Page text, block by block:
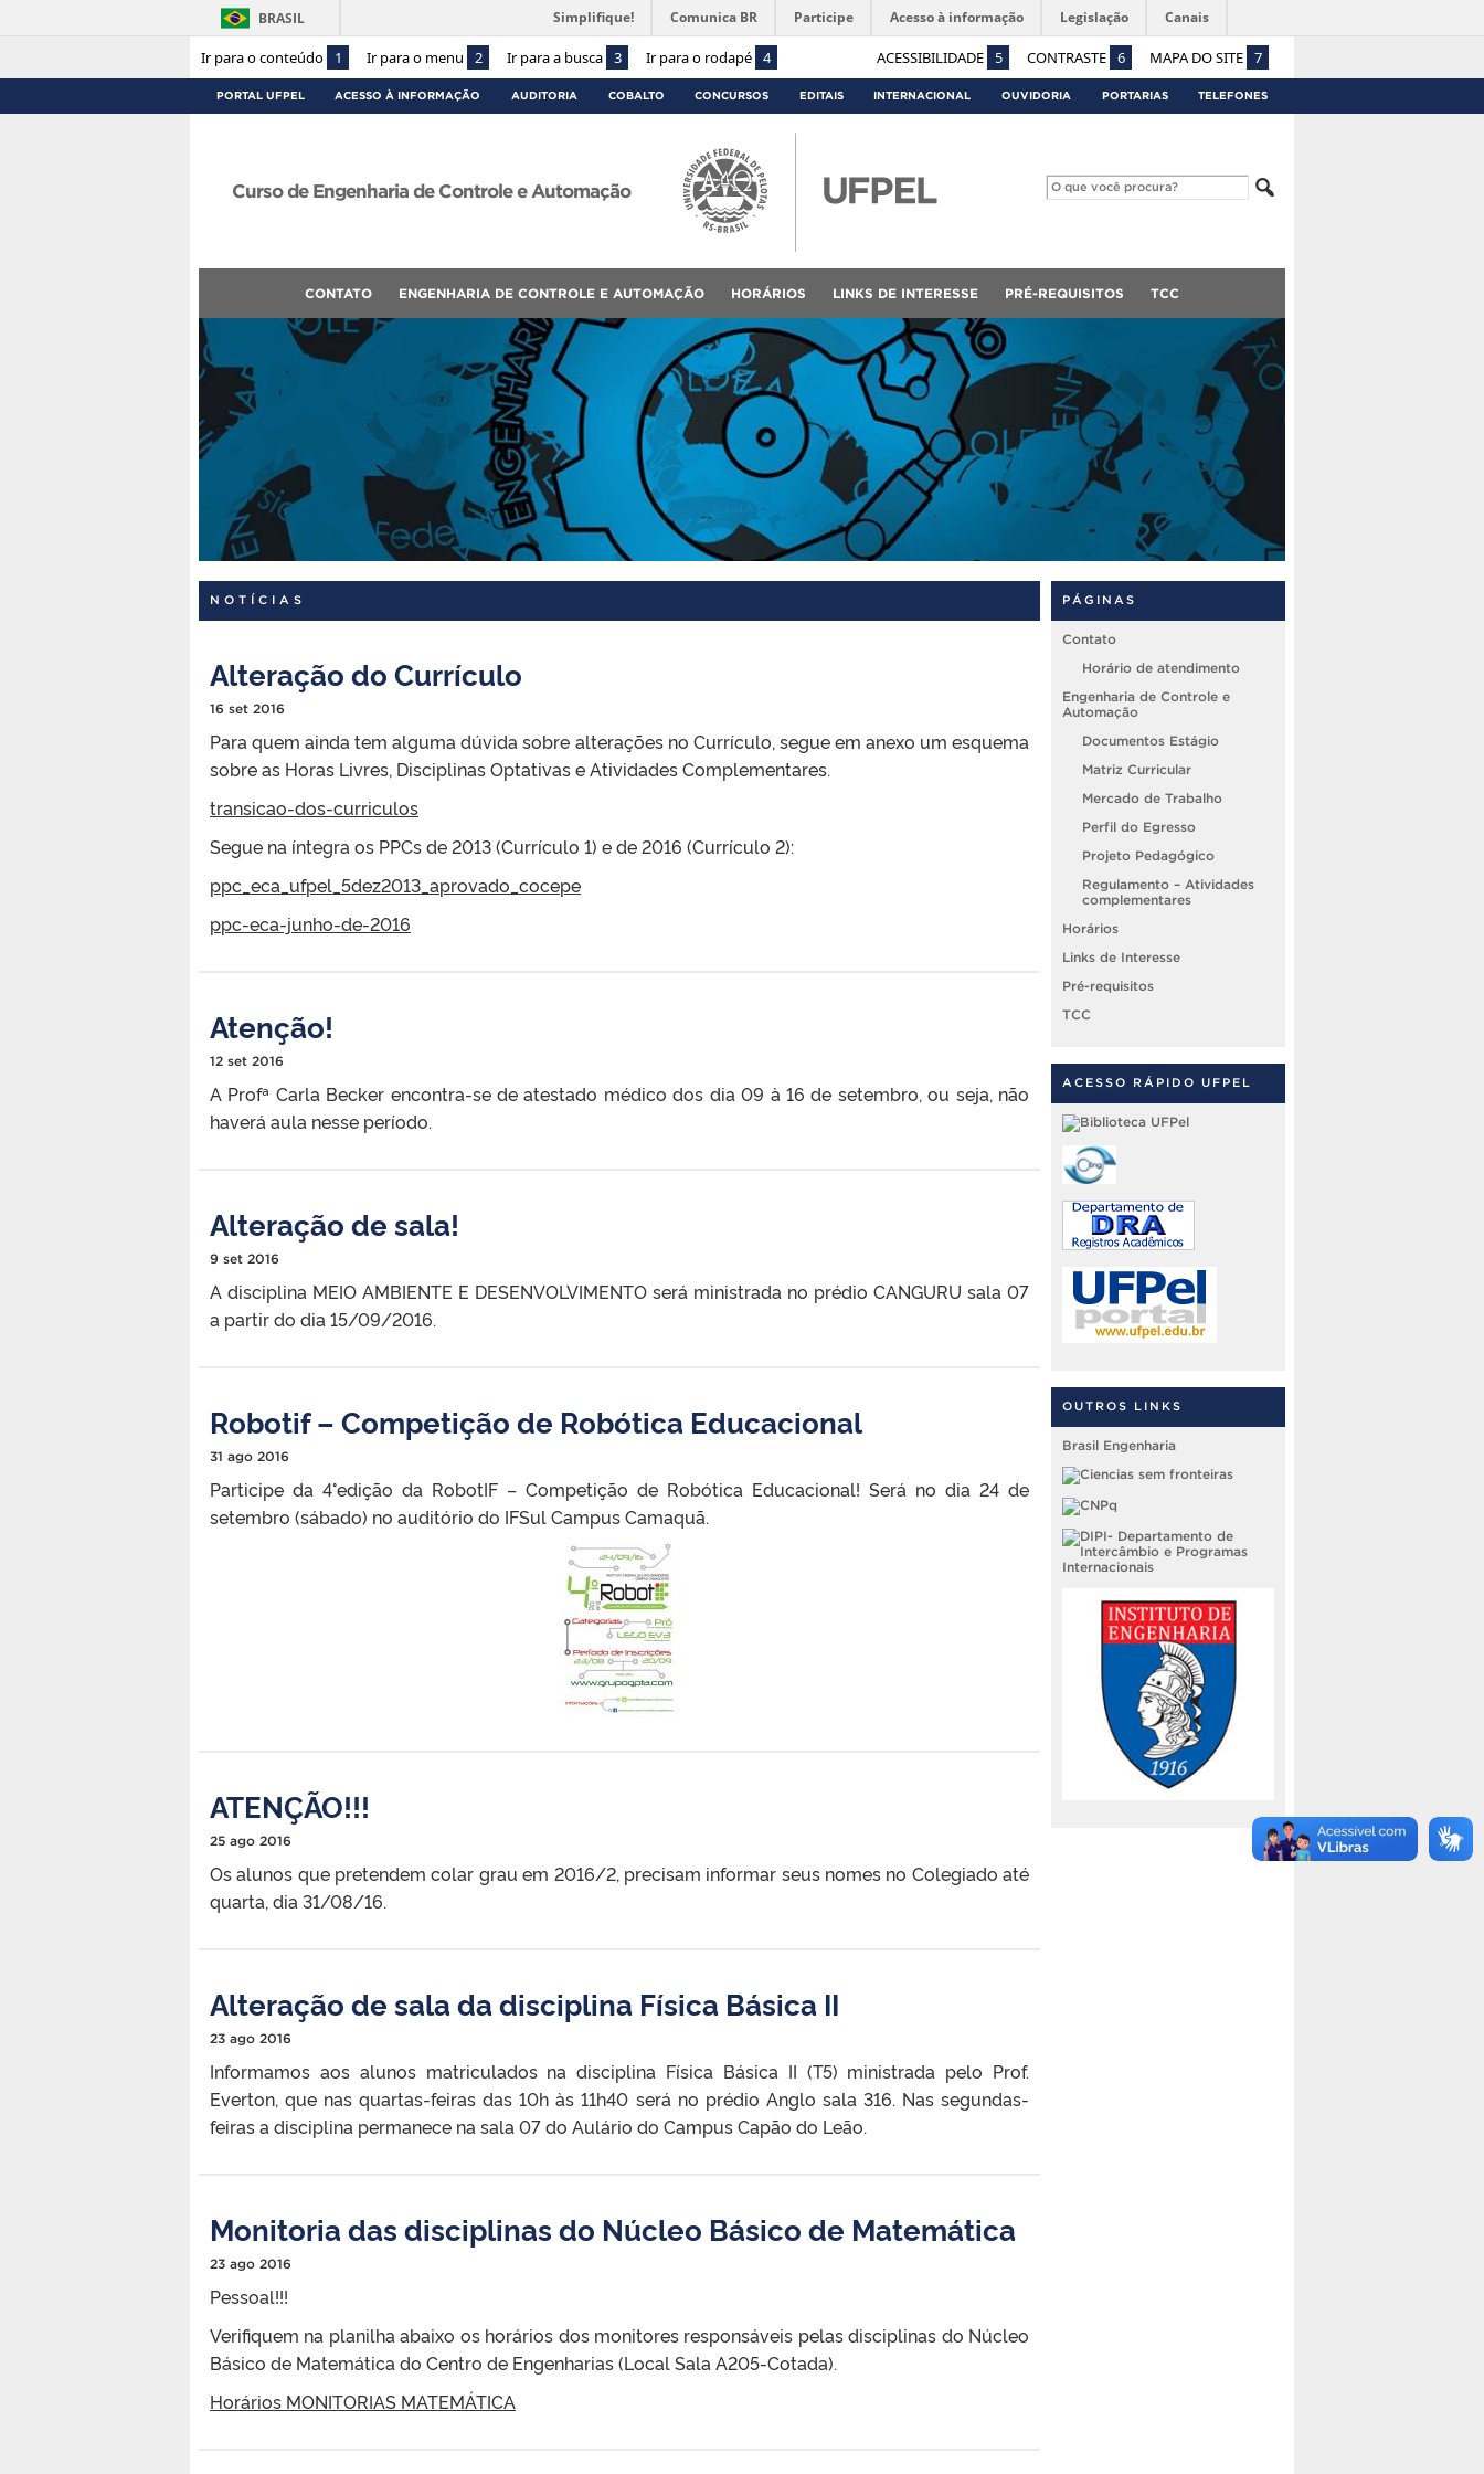
Ir para o conteúdo 1 Ir para o menu 2 Ir para a busca 3 Ir para o rodapé 4 ACESSIBILIDADE 5 CONTRASTE 6 MAPA DO SITE 7
BRASIL Simplifique! Comunica BR Participe Acesso à informação Legislação Canais
PORTAL UFPEL ACESSO À INFORMAÇÃO AUDITORIA COBALTO CONCURSOS EDITAIS INTERNACIONAL OUVIDORIA PORTARIAS TELEFONES
Curso de Engenharia de Controle e Automação
CONTATO ENGENHARIA DE CONTROLE E AUTOMAÇÃO HORÁRIOS LINKS DE INTERESSE PRÉ-REQUISITOS TCC
NOTÍCIAS
Alteração do Currículo
16 set 2016
Para quem ainda tem alguma dúvida sobre alterações no Currículo, segue em anexo um esquema
sobre as Horas Livres, Disciplinas Optativas e Atividades Complementares.
transicao-dos-curriculos
Segue na íntegra os PPCs de 2013 (Currículo 1) e de 2016 (Currículo 2):
ppc_eca_ufpel_5dez2013_aprovado_cocepe
ppc-eca-junho-de-2016
Atenção!
12 set 2016
A Profª Carla Becker encontra-se de atestado médico dos dia 09 à 16 de setembro, ou seja, não
haverá aula nesse período.
Alteração de sala!
9 set 2016
A disciplina MEIO AMBIENTE E DESENVOLVIMENTO será ministrada no prédio CANGURU sala 07
a partir do dia 15/09/2016.
Robotif – Competição de Robótica Educacional
31 ago 2016
Participe da 4°edição da RobotIF – Competição de Robótica Educacional! Será no dia 24 de
setembro (sábado) no auditório do IFSul Campus Camaquã.
ATENÇÃO!!!
25 ago 2016
Os alunos que pretendem colar grau em 2016/2, precisam informar seus nomes no Colegiado até
quarta, dia 31/08/16.
Alteração de sala da disciplina Física Básica II
23 ago 2016
Informamos aos alunos matriculados na disciplina Física Básica II (T5) ministrada pelo Prof.
Everton, que nas quartas-feiras das 10h às 11h40 será no prédio Anglo sala 316. Nas segundas-
feiras a disciplina permanece na sala 07 do Aulário do Campus Capão do Leão.
Monitoria das disciplinas do Núcleo Básico de Matemática
23 ago 2016
Pessoal!!!
Verifiquem na planilha abaixo os horários dos monitores responsáveis pelas disciplinas do Núcleo
Básico de Matemática do Centro de Engenharias (Local Sala A205-Cotada).
Horários MONITORIAS MATEMÁTICA
PÁGINAS
Contato
Horário de atendimento
Engenharia de Controle e
Automação
Documentos Estágio
Matriz Curricular
Mercado de Trabalho
Perfil do Egresso
Projeto Pedagógico
Regulamento – Atividades
complementares
Horários
Links de Interesse
Pré-requisitos
TCC
ACESSO RÁPIDO UFPEL
OUTROS LINKS
Brasil Engenharia